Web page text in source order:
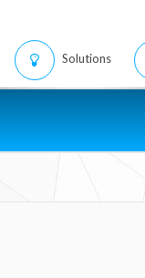
Solutions